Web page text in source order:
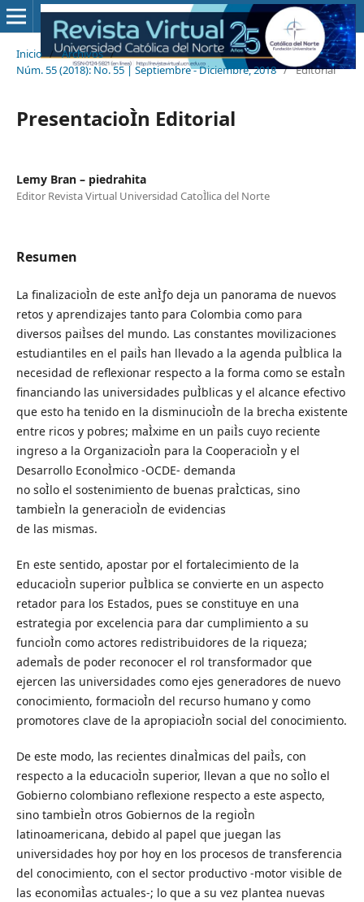
Inicio / Archivos /
Núm. 55 (2018): No. 55 | Septiembre - Diciembre, 2018 / Editorial
PresentacioÌn Editorial
Lemy Bran – piedrahita
Editor Revista Virtual Universidad CatoÌlica del Norte
Resumen
La finalizacioÌn de este anÌƒo deja un panorama de nuevos
retos y aprendizajes tanto para Colombia como para
diversos paiÌses del mundo. Las constantes movilizaciones
estudiantiles en el paiÌs han llevado a la agenda puÌblica la
necesidad de reflexionar respecto a la forma como se estaÌn
financiando las universidades puÌblicas y el alcance efectivo
que esto ha tenido en la disminucioÌn de la brecha existente
entre ricos y pobres; maÌxime en un paiÌs cuyo reciente
ingreso a la OrganizacioÌn para la CooperacioÌn y el
Desarrollo EconoÌmico -OCDE- demanda
no soÌlo el sostenimiento de buenas praÌcticas, sino
tambieÌn la generacioÌn de evidencias
de las mismas.
En este sentido, apostar por el fortalecimiento de la
educacioÌn superior puÌblica se convierte en un aspecto
retador para los Estados, pues se constituye en una
estrategia por excelencia para dar cumplimiento a su
funcioÌn como actores redistribuidores de la riqueza;
ademaÌs de poder reconocer el rol transformador que
ejercen las universidades como ejes generadores de nuevo
conocimiento, formacioÌn del recurso humano y como
promotores clave de la apropiacioÌn social del conocimiento.
De este modo, las recientes dinaÌmicas del paiÌs, con
respecto a la educacioÌn superior, llevan a que no soÌlo el
Gobierno colombiano reflexione respecto a este aspecto,
sino tambieÌn otros Gobiernos de la regioÌn
latinoamericana, debido al papel que juegan las
universidades hoy por hoy en los procesos de transferencia
del conocimiento, con el sector productivo -motor visible de
las economiÌas actuales-; lo que a su vez plantea nuevas